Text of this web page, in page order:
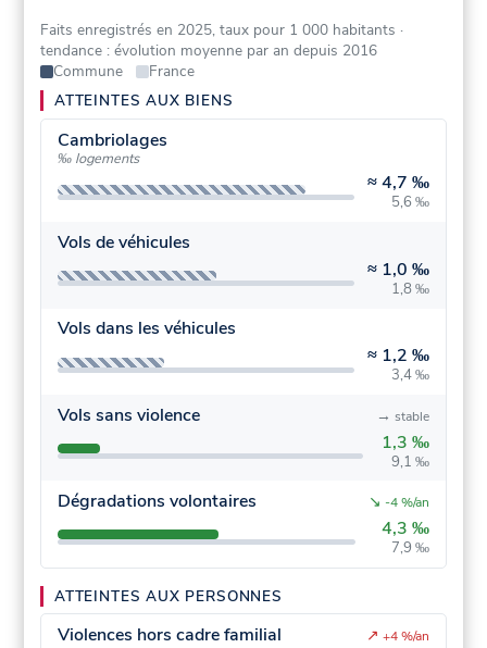
Faits enregistrés en 2025, taux pour 1 000 habitants ·
tendance : évolution moyenne par an depuis 2016
Commune
France
ATTEINTES AUX BIENS
Cambriolages
‰ logements
≈4,7 ‰
5,6 ‰
Vols de véhicules
≈ 1,0 ‰
1,8 ‰
Vols dans les véhicules
≈ 1,2 ‰
3,4 ‰
Vols sans violence
1,3 ‰
9,1 ‰
→ stable
Dégradations volontaires
4,3 ‰
7,9 ‰
↘ -4 %/an
ATTEINTES AUX PERSONNES
Violences hors cadre familial
↗ +4 %/an